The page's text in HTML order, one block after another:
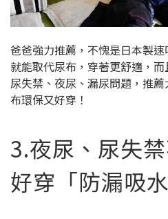
爸爸強力推薦，不愧是日本製
就能取代尿布，穿著更舒適，
尿失禁、夜尿、漏尿問題，推
布環保又好穿！
3.夜尿、尿失
好穿「防漏吸水